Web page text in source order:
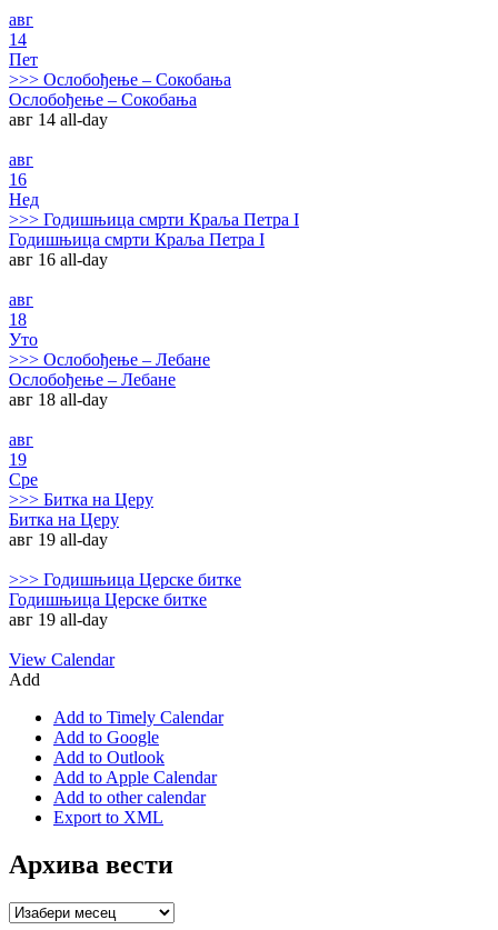
авг
14
Пет
>>> Ослобођење – Сокобања
Ослобођење – Сокобања
авг 14 all-day
авг
16
Нед
>>> Годишњица смрти Краља Петра I
Годишњица смрти Краља Петра I
авг 16 all-day
авг
18
Уто
>>> Ослобођење – Лебане
Ослобођење – Лебане
авг 18 all-day
авг
19
Сре
>>> Битка на Церу
Битка на Церу
авг 19 all-day
>>> Годишњица Церске битке
Годишњица Церске битке
авг 19 all-day
View Calendar
Add
Add to Timely Calendar
Add to Google
Add to Outlook
Add to Apple Calendar
Add to other calendar
Export to XML
Архива вести
Архива